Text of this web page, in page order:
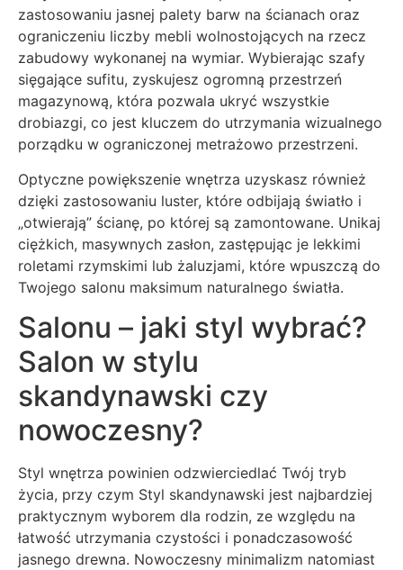
zastosowaniu jasnej palety barw na ścianach oraz
ograniczeniu liczby mebli wolnostojących na rzecz
zabudowy wykonanej na wymiar. Wybierając szafy
sięgające sufitu, zyskujesz ogromną przestrzeń
magazynową, która pozwala ukryć wszystkie
drobiazgi, co jest kluczem do utrzymania wizualnego
porządku w ograniczonej metrażowo przestrzeni.
Optyczne powiększenie wnętrza uzyskasz również
dzięki zastosowaniu luster, które odbijają światło i
„otwierają” ścianę, po której są zamontowane. Unikaj
ciężkich, masywnych zasłon, zastępując je lekkimi
roletami rzymskimi lub żaluzjami, które wpuszczą do
Twojego salonu maksimum naturalnego światła.
Salonu – jaki styl wybrać?
Salon w stylu
skandynawski czy
nowoczesny?
Styl wnętrza powinien odzwierciedlać Twój tryb
życia, przy czym Styl skandynawski jest najbardziej
praktycznym wyborem dla rodzin, ze względu na
łatwość utrzymania czystości i ponadczasowość
jasnego drewna. Nowoczesny minimalizm natomiast